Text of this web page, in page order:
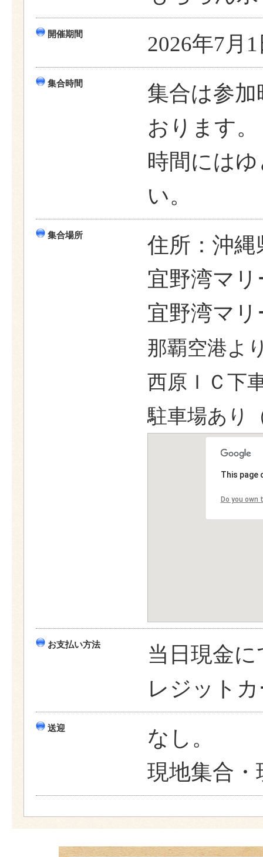
開催期間 2026年7月
集合時間
集合は参
おります。
時間には
い。
集合場所
住所：沖
宜野湾マリ
宜野湾マ
那覇空港よ
西原ＩＣ下
駐車場あり
This page
Do you own
お支払い方法
当日現金
レジット
送迎
なし。
現地集合・